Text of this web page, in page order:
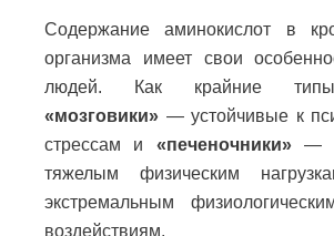
Содержание аминокислот в
организма имеет свои
людей. Как крайние
«мозговики» — устойчивые к
стрессам и «печеночники»—
тяжелым физическим
экстремальным
воздействиям.